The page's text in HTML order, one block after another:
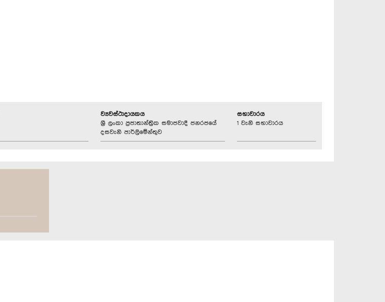
ව්‍යවස්ථාදායකය
ශ්‍රී ලංකා ප්‍රජාතාන්ත්‍රික සමාජවාදී ජනරජයේ
දසවැනි පාර්ලිමේන්තුව
සභාවාරය
1 වැනි සභාවාරය